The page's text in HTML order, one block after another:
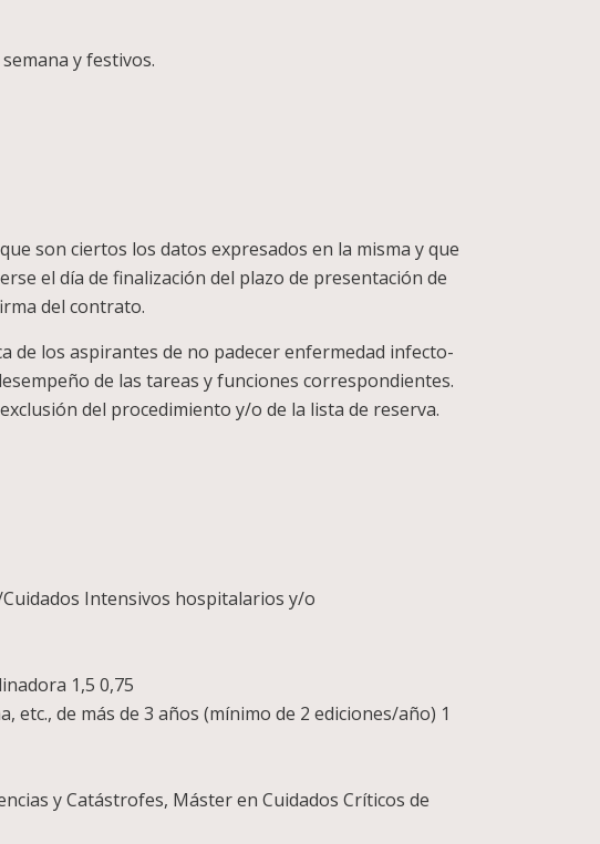
y festivos.
son ciertos los datos expresados en la misma y que
el día de finalización del plazo de presentación de
del contrato.
de los aspirantes de no padecer enfermedad infecto-
de las tareas y funciones correspondientes.
del procedimiento y/o de la lista de reserva.
Intensivos hospitalarios y/o
1,5 0,75
de más de 3 años (mínimo de 2 ediciones/año) 1
y Catástrofes, Máster en Cuidados Críticos de